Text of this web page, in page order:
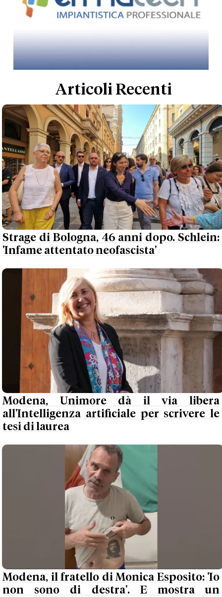
Articoli Recenti
Strage di Bologna, 46 anni dopo. Schlein:
'Infame attentato neofascista'
Modena, Unimore dà il via libera
all'Intelligenza artificiale per scrivere le
tesi di laurea
Modena, il fratello di Monica Esposito: 'Io
non sono di destra'. E mostra un